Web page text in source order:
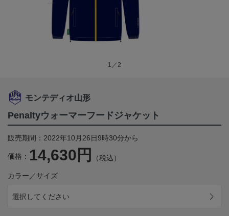
1／2
モンテディオ山形
Penaltyウォーマーフードジャケット
販売期間：2022年10月26日9時30分から
価格： 14,630円 （税込）
カラー／サイズ
選択してください